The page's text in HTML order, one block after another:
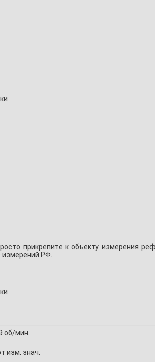
прикрепите к объекту измерения
измерений РФ.
об/мин.
изм. знач.